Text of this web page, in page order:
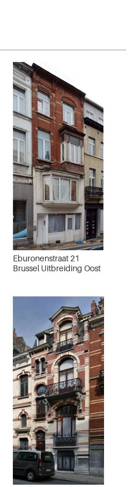
Eburonenstraat 21
Brussel Uitbreiding Oost